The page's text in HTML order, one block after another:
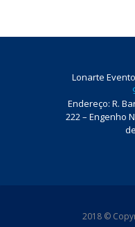
Lonarte
Endereço: R.
222 – Engenho
2018 ©